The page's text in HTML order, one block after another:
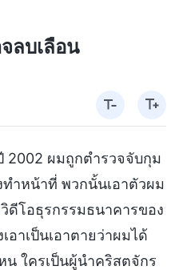
ลบเลือน
2002 ผมถูกตำรวจจับกุม
ำหน้าที่ พวกนั้นเอาตัวผม
ดีโอธุรกรรมธนาคารของ
าเป็นเอาตายว่าผมได้
น ใครเป็นผู้นำคริสตจักร